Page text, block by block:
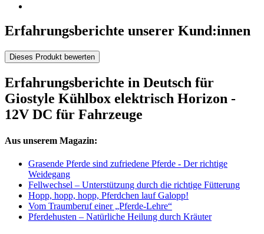
Erfahrungsberichte unserer Kund:innen
Dieses Produkt bewerten
Erfahrungsberichte in Deutsch für
Giostyle Kühlbox elektrisch Horizon -
12V DC für Fahrzeuge
Aus unserem Magazin:
Grasende Pferde sind zufriedene Pferde - Der richtige
Weidegang
Fellwechsel – Unterstützung durch die richtige Fütterung
Hopp, hopp, hopp, Pferdchen lauf Galopp!
Vom Traumberuf einer „Pferde-Lehre“
Pferdehusten – Natürliche Heilung durch Kräuter